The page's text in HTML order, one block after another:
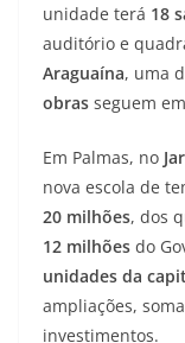
unidade terá 18
auditório e
Araguaína, uma
obras seguem
Em Palmas, no
nova escola de
20 milhões, dos
12 milhões do
unidades da
ampliações,
investimentos.